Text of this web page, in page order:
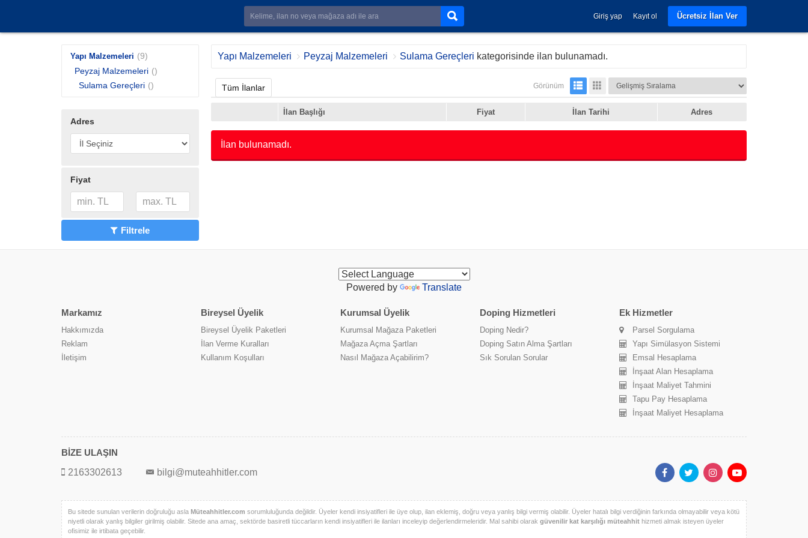
Giriş yap Kayıt ol Ücretsiz İlan Ver
Yapı Malzemeleri (9)
Peyzaj Malzemeleri ()
Sulama Gereçleri ()
Adres
Fiyat
Filtrele
Yapı Malzemeleri Peyzaj Malzemeleri Sulama Gereçleri kategorisinde ilan bulunamadı.
Tüm İlanlar Görünüm
İlan Başlığı Fiyat İlan Tarihi Adres
İlan bulunamadı.
Powered by Translate
Markamız
Hakkımızda
Reklam
İletişim
Bireysel Üyelik
Bireysel Üyelik Paketleri
İlan Verme Kuralları
Kullanım Koşulları
Kurumsal Üyelik
Kurumsal Mağaza Paketleri
Mağaza Açma Şartları
Nasıl Mağaza Açabilirim?
Doping Hizmetleri
Doping Nedir?
Doping Satın Alma Şartları
Sık Sorulan Sorular
Ek Hizmetler
Parsel Sorgulama
Yapı Simülasyon Sistemi
Emsal Hesaplama
İnşaat Alan Hesaplama
İnşaat Maliyet Tahmini
Tapu Pay Hesaplama
İnşaat Maliyet Hesaplama
BİZE ULAŞIN
2163302613
bilgi@muteahhitler.com
Bu sitede sunulan verilerin doğruluğu asla Müteahhitler.com sorumluluğunda değildir. Üyeler kendi insiyatifleri ile üye olup, ilan eklemiş, doğru veya yanlış bilgi vermiş olabilir. Üyeler hatalı bilgi verdiğinin farkında olmayabilir veya kötü
niyetli olarak yanlış bilgiler girilmiş olabilir. Sitede ana amaç, sektörde basiretli tüccarların kendi insiyatifleri ile ilanları inceleyip değerlendirmeleridir. Mal sahibi olarak güvenilir kat karşılığı müteahhit hizmeti almak isteyen üyeler
ofisimiz ile irtibata geçebilir.